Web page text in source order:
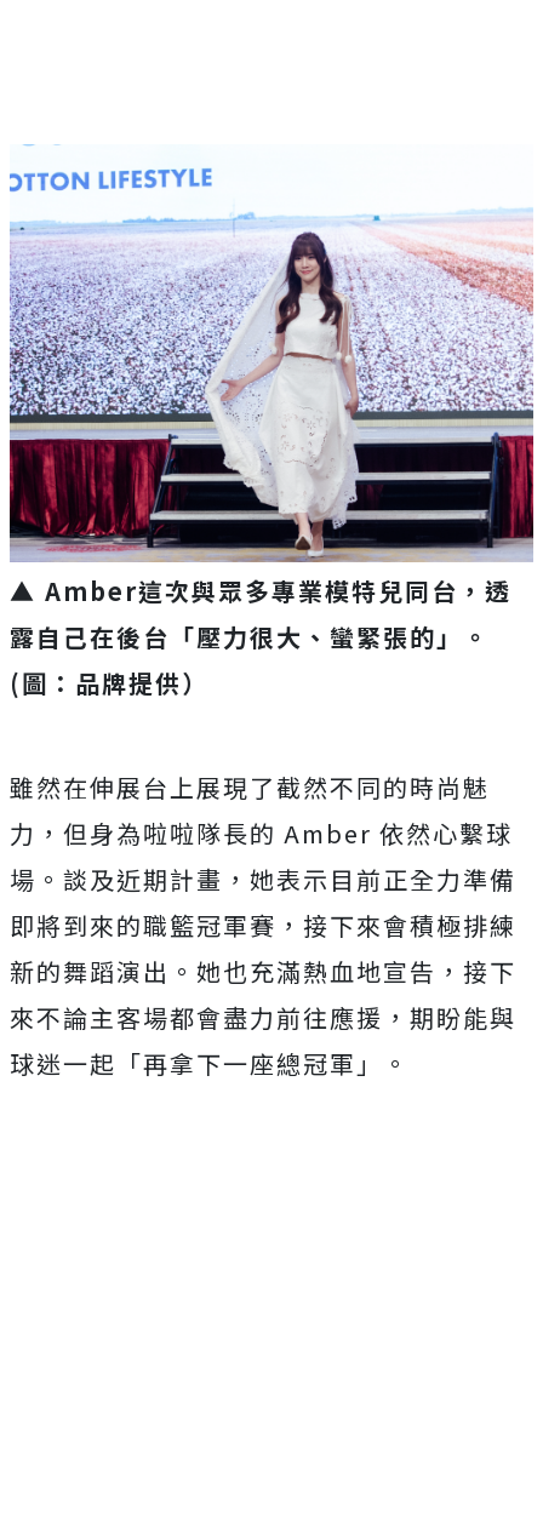
▲ Amber這次與眾多專業模特兒同台，透
露自己在後台「壓力很大、蠻緊張的」。
(圖：品牌提供）
雖然在伸展台上展現了截然不同的時尚魅
力，但身為啦啦隊長的 Amber 依然心繫球
場。談及近期計畫， 她表示目前正全力準備
即將到來的職籃冠軍賽， 接下來會積極排練
新的舞蹈演出。她也充滿熱血地宣告， 接下
來不論主客場都會盡力前往應援，期盼能與
球迷一起「再拿下一座總冠軍」。